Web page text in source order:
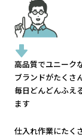
高品質でユニーク
ブランドがたくさ
毎日どんどんふえ
ます
仕入れ作業にたく